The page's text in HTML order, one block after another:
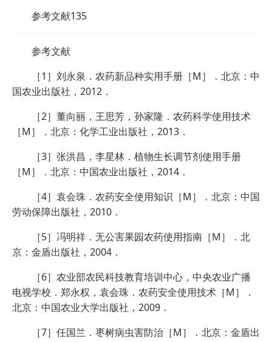
参考文献135
参考文献
［1］刘永泉．农药新品种实用手册［M］．北京：中
国农业出版社，2012．
［2］董向丽，王思芳，孙家隆．农药科学使用技术
［M］．北京：化学工业出版社，2013．
［3］张洪昌，李星林．植物生长调节剂使用手册
［M］．北京：中国农业出版社，2014．
［4］袁会珠．农药安全使用知识［M］．北京：中国
劳动保障出版社，2010．
［5］冯明祥．无公害果园农药使用指南［M］．北
京：金盾出版社，2004．
［6］农业部农民科技教育培训中心，中央农业广播
电视学校．郑永权，袁会珠．农药安全使用技术［M］．
北京：中国农业大学出版社，2009．
［7］任国兰．枣树病虫害防治［M］．北京：金盾出